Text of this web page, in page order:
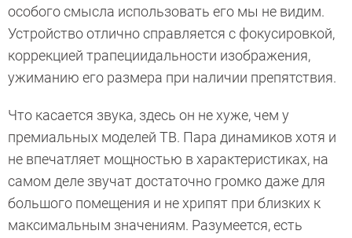
особого смысла использовать его мы не видим.
Устройство отлично справляется с фокусировкой,
коррекцией трапециидальности изображения,
ужиманию его размера при наличии препятствия.
Что касается звука, здесь он не хуже, чем у
премиальных моделей ТВ. Пара динамиков хотя и
не впечатляет мощностью в характеристиках, на
самом деле звучат достаточно громко даже для
большого помещения и не хрипят при близких к
максимальным значениям. Разумеется, есть